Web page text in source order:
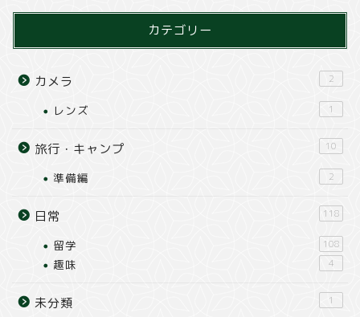
カテゴリー
カメラ 2
レンズ 1
旅行・キャンプ 10
準備編 2
日常 118
留学 108
趣味 4
未分類 1